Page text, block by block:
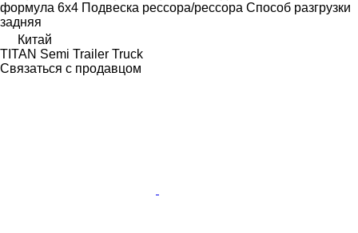
формула 6x4 Подвеска рессора/рессора Способ разгрузки
задняя
Китай
TITAN Semi Trailer Truck
Связаться с продавцом